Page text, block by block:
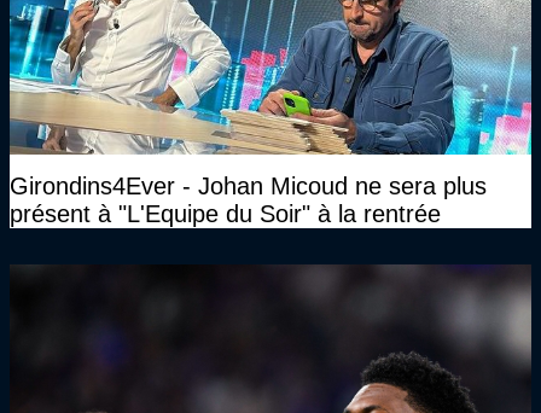
Girondins4Ever - Johan Micoud ne sera plus
présent à "L'Equipe du Soir" à la rentrée